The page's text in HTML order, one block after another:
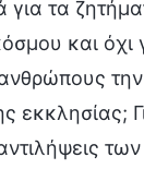
για τα
και όχι
εκκλησίας;